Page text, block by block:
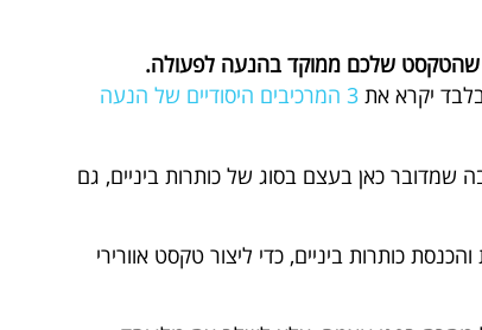
שהטקסט שלכם ממוקד בהנעה לפעולה.
יקרא את
3 המרכיבים היסודיים של הנעה
כאן בעצם בסוג של כותרות ביניים, גם
כותרות ביניים, כדי ליצור טקסט אוורירי